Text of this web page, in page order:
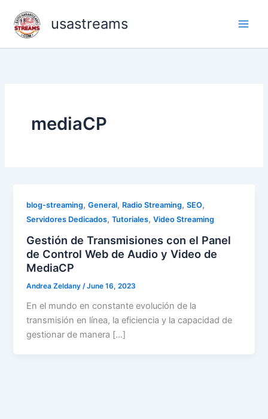
content
usastreams
mediaCP
blog-streaming,General, Radio Streaming,SEO,
Servidores Dedicados,Tutoriales,Video Streaming
Gestión de Transmisiones con el Panel
de Control Web de Audio y Video de
MediaCP
Andrea Zeldany /June 16, 2023
En el mundo en constante evolución de la
transmisión en línea, la eficiencia y la capacidad de
gestionar de manera […]